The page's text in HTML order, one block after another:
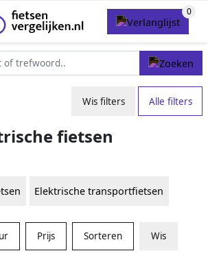
Wis filters Alle filters
fietsen
Elektrische transportfietsen
Prijs Sorteren Wis